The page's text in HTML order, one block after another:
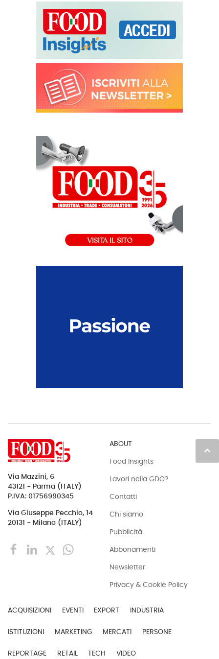
keyboard_arrow_up
Via Mazzini, 6
43121 - Parma (ITALY)
P.IVA: 01756990345
Via Giuseppe Pecchio, 14
20131 - Milano (ITALY)
ABOUT
Food Insights
Lavori nella GDO?
Contatti
Chi siamo
Pubblicità
Abbonamenti
Newsletter
Privacy & Cookie Policy
ACQUISIZIONI EVENTI EXPORT INDUSTRIA
ISTITUZIONI MARKETING MERCATI PERSONE
REPORTAGE RETAIL TECH VIDEO